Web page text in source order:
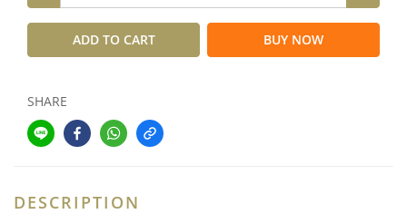
ADD TO CART BUY NOW
SHARE
DESCRIPTION